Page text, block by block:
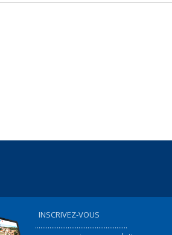
INSCRIVEZ-VOUS
...................................................